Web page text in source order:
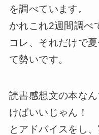
を調べています。
かれこれ2週間調べ
コレ、それだけで
て勢いです。
読書感想文の本な
けばいいじゃん！
とアドバイスをし